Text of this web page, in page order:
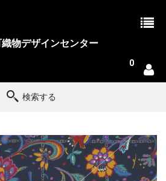
物デザインセンター
0
検索する